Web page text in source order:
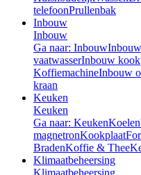
telefoonPrullenbak
Inbouw
Inbouw
Ga naar: Inbouw
vaatwasserInbouw
KoffiemachineInbouw
kraan
Keuken
Keuken
Ga naar: KeukenKoelen
magnetronKookplaat
BradenKoffie & Thee
Klimaatbeheersing
Klimaatbeheersing